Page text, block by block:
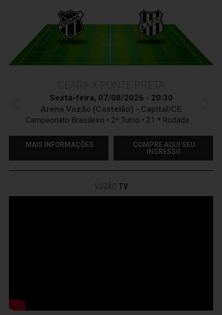
CEARÁ X PONTE PRETA
Sexta-feira, 07/08/2026 - 20:30
Arena Vozão (Castelão) - Capital/CE
Campeonato Brasileiro • 2º Turno • 21 ª Rodada
MAIS INFORMAÇÕES
COMPRE AQUI SEU
INGRESSO
VOZÃO TV